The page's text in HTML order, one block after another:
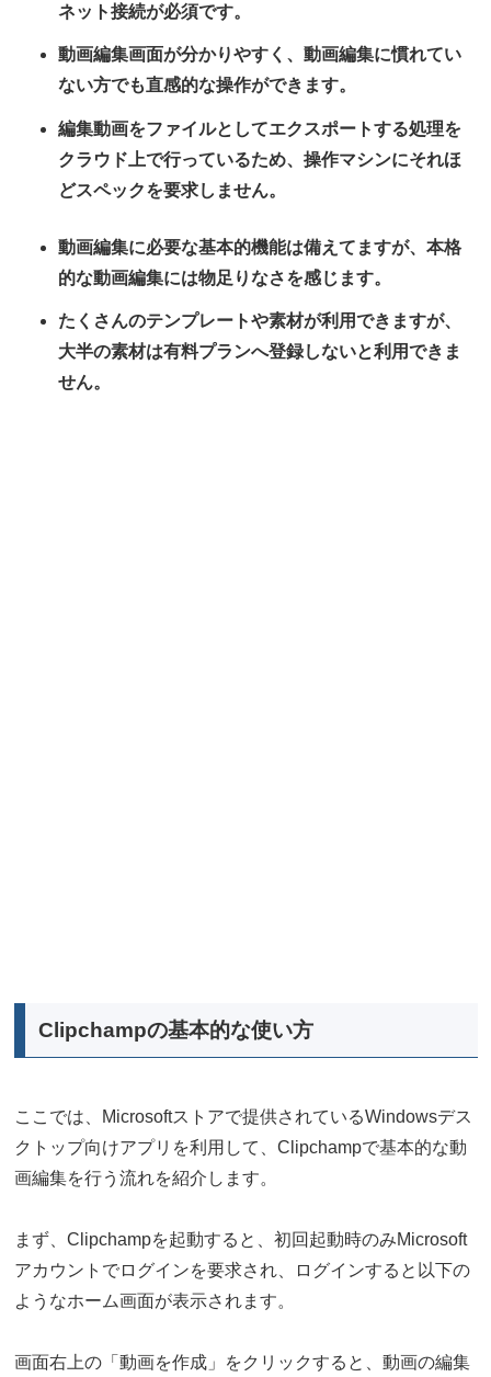
ネット接続が必須です。
動画編集画面が分かりやすく、動画編集に慣れてい
ない方でも直感的な操作ができます。
編集動画をファイルとしてエクスポートする処理を
クラウド上で行っているため、操作マシンにそれほ
どスペックを要求しません。
動画編集に必要な基本的機能は備えてますが、本格
的な動画編集には物足りなさを感じます。
たくさんのテンプレートや素材が利用できますが、
大半の素材は有料プランへ登録しないと利用できま
せん。
Clipchampの基本的な使い方
ここでは、Microsoftストアで提供されているWindowsデス
クトップ向けアプリを利用して、Clipchampで基本的な動
画編集を行う流れを紹介します。
まず、Clipchampを起動すると、初回起動時のみMicrosoft
アカウントでログインを要求され、ログインすると以下の
ようなホーム画面が表示されます。
画面右上の「動画を作成」をクリックすると、動画の編集